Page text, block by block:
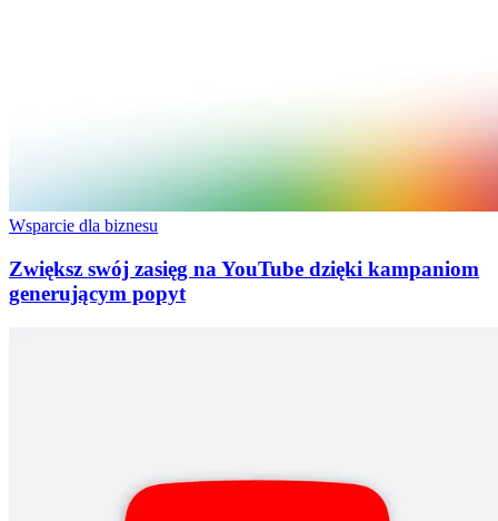
Wsparcie dla biznesu
Zwiększ swój zasięg na YouTube dzięki kampaniom
generującym popyt